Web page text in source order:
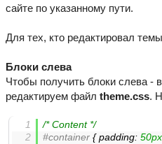
сайте по указанному пути.
Для тех, кто редактировал
Блоки слева
Чтобы получить блоки слева - в
редактируем файл theme.css.
/* Content */
#container { padding: 50px